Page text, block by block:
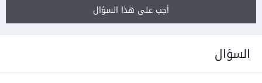
أجب على هذا السؤال
السؤال